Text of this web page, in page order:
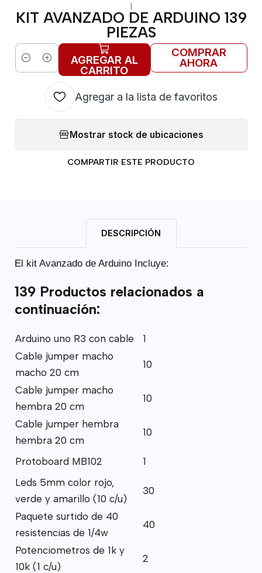
|
KIT AVANZADO DE ARDUINO 139
PIEZAS
Cantidad AGREGAR AL
CARRITO
COMPRAR
AHORA
Agregar a la lista de favoritos
Mostrar stock de ubicaciones
COMPARTIR ESTE PRODUCTO
DESCRIPCIÓN
El kit Avanzado de Arduino Incluye:
139 Productos relacionados a
continuación:
Arduino uno R3 con cable
1
Cable jumper macho
macho 20 cm
10
Cable jumper macho
hembra 20 cm
10
Cable jumper hembra
hembra 20 cm
10
Protoboard MB102
1
Leds 5mm color rojo,
verde y amarillo (10 c/u)
30
Paquete surtido de 40
resistencias de 1/4w
40
Potenciometros de 1k y
10k (1 c/u)
2